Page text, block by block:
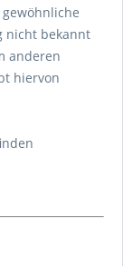
nicht bekannt
anderen
hiervon